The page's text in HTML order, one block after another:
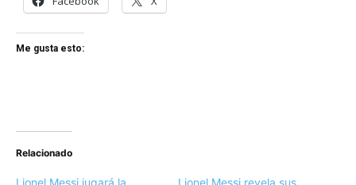
Me gusta esto:
Relacionado